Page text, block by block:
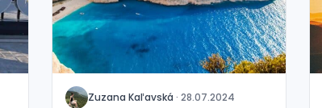
J Zuzana Kaľavská · 28.07.2024